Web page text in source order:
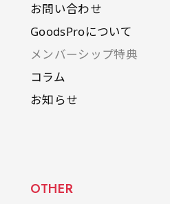
お問い合わせ
GoodsProについて
メンバーシップ特典
コラム
お知らせ
OTHER